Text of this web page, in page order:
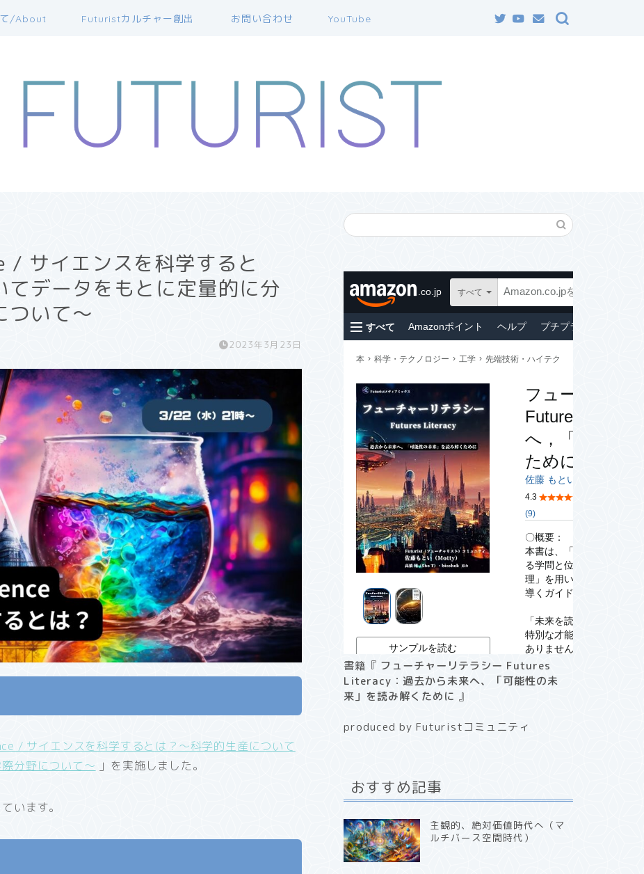
/About Futuristカルチャー創出 お問い合わせ YouTube
サイエンスを科学すると
データをもとに定量的に分
ついて〜
2023年3月23日
/ サイエンスを科学するとは？〜科学的生産について
分野について〜 」を実施しました。
います。
書籍『 フューチャーリテラシー Futures
Literacy：過去から未来へ、「可能性の未
来」を読み解くために 』
produced by Futuristコミュニティ
おすすめ記事
主観的、絶対価値時代へ（マ
ルチバース空間時代）